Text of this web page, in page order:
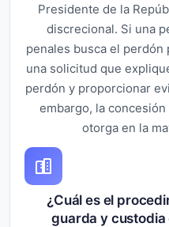
Presidente de la
discrecional. Si una
penales busca el
una solicitud que
perdón y proporcionar
embargo, la
otorga en la
¿Cuál es el
guarda y custodia